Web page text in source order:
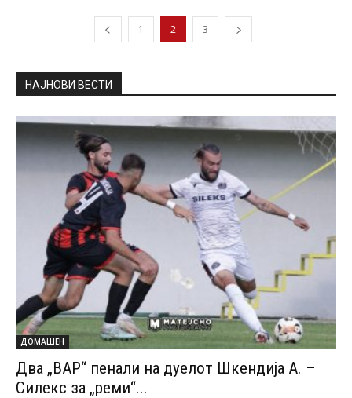
1 2 3
НАЈНОВИ ВЕСТИ
ДОМАШЕН
Два „ВАР“ пенали на дуелот Шкендија А. –
Силекс за „реми“...